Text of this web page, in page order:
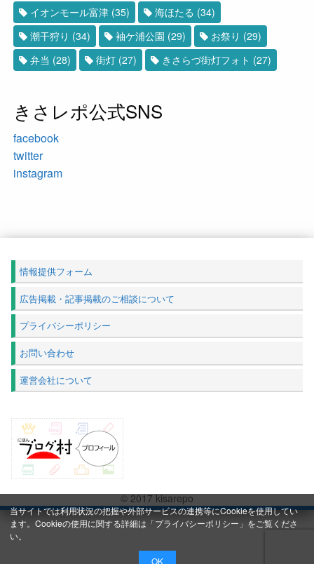
当サイトでは利用状況の把握や外部サービスの連携等にCookieを使用してい
ます。Cookieの使用に関する詳細は「プライバシーポリシー 」をご覧くださ
い。
OK
イオンモール富津 (35) 海ほたる (34)
潮干狩り (34) 袖ケ浦公園 (29) お祭り (29)
弁当 (28) 街灯 (27) きさらづ街灯フォト (27)
きさレポ公式SNS
facebook
twitter
instagram
情報提供フォーム
広告掲載・記事掲載のご相談について
プライバシーポリシー
お問い合わせ
運営会社について
© 2017 kisarepo